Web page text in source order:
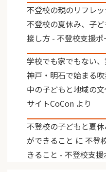
不登校の親のリフレ
不登校の夏休み、子
接し方 - 不登校支援
学校でも家でもない
神戸・明石で始まる
中の子どもと地域の
サイトCoCon より
不登校の子どもと夏
ができること に 不登
きること - 不登校支